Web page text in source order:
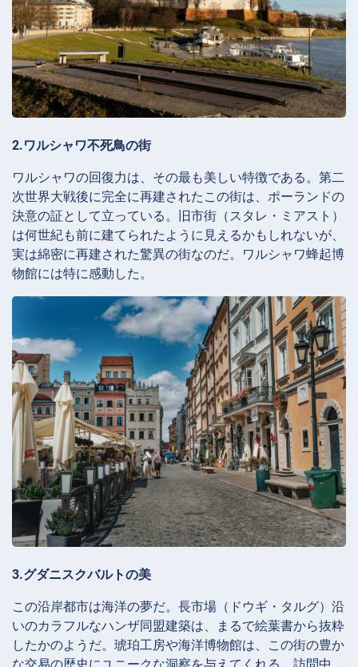
2.ワルシャワ不死鳥の街
ワルシャワの回復力は、その最も美しい特徴である。第二
次世界大戦後に完全に再建されたこの街は、ポーランドの
決意の証として立っている。旧市街（スタレ・ミアスト）
は何世紀も前に建てられたように見えるかもしれないが、
実は綿密に再建された驚異の街なのだ。ワルシャワ蜂起博
物館には特に感動した。
3.グダニスクバルトの美
この沿岸都市は海洋の夢だ。長市場（ドウギ・タルグ）沿
いのカラフルなハンザ同盟建築は、まるで絵葉書から抜粋
したかのようだ。琥珀工房や海洋博物館は、この街の豊か